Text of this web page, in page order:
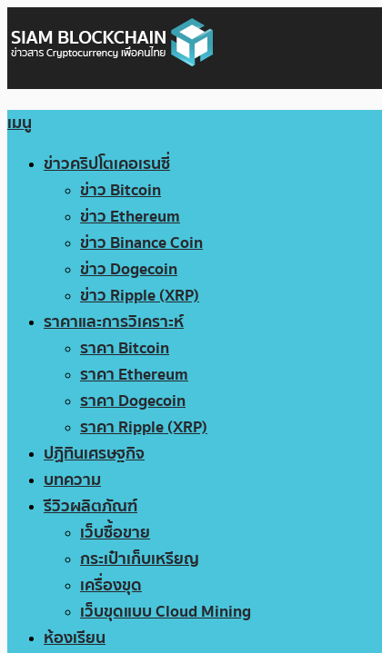
เมนู
ข่าวคริปโตเคอเรนซี่
ข่าว Bitcoin
ข่าว Ethereum
ข่าว Binance Coin
ข่าว Dogecoin
ข่าว Ripple (XRP)
ราคาและการวิเคราะห์
ราคา Bitcoin
ราคา Ethereum
ราคา Dogecoin
ราคา Ripple (XRP)
ปฏิทินเศรษฐกิจ
บทความ
รีวิวผลิตภัณฑ์
เว็บซื้อขาย
กระเป๋าเก็บเหรียญ
เครื่องขุด
เว็บขุดแบบ Cloud Mining
ห้องเรียน